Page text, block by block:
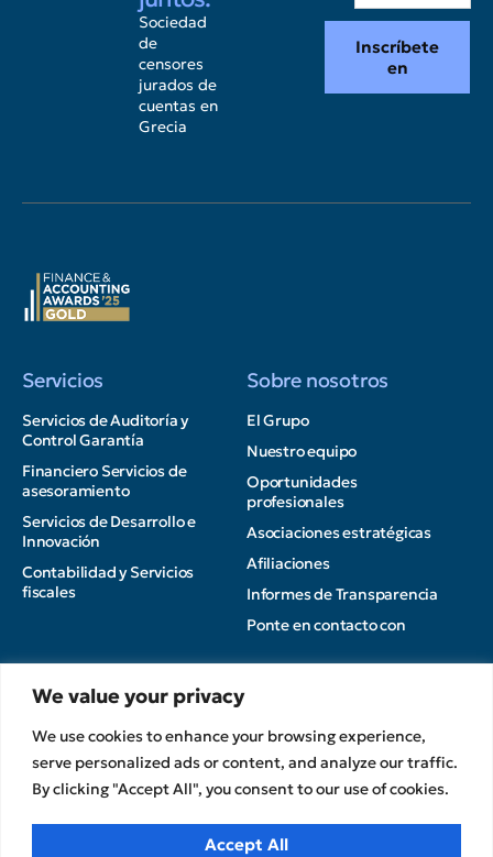
We value your privacy
We use cookies to enhance your browsing experience,
serve personalized ads or content, and analyze our traffic.
By clicking "Accept All", you consent to our use of cookies.
Accept All
Sociedad
de
censores
jurados de
cuentas en
Grecia
Inscríbete
en
Servicios
Servicios de Auditoría y
Control Garantía
Financiero Servicios de
asesoramiento
Servicios de Desarrollo e
Innovación
Contabilidad y Servicios
fiscales
Sobre nosotros
El Grupo
Nuestro equipo
Oportunidades
profesionales
Asociaciones estratégicas
Afiliaciones
Informes de Transparencia
Ponte en contacto con
Condiciones de uso
Política de cookies
© 2026